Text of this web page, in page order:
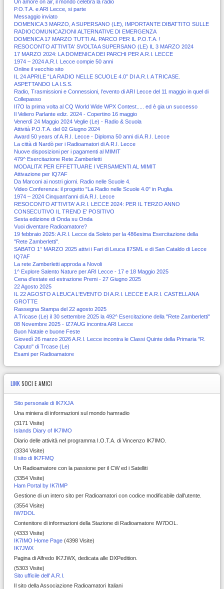
Un amore on air, il mondo celebra la radio
P.O.T.A. e ARI Lecce, si parte
Messaggio inviato
DOMENICA 3 MARZO, A SUPERSANO (LE), IMPORTANTE DIBATTITO SULLE
RADIOCOMUNICAZIONI ALTERNATIVE DI EMERGENZA
DOMENICA 17 MARZO TUTTI AL PARCO PER IL P.O.T.A. !
RESOCONTO ATTIVITA' SVOLTA A SUPERSANO (LE) IL 3 MARZO 2024
17 MARZO 2024: LA DOMENICA DEI PARCHI PER A.R.I. LECCE
1974 ~ 2024 A.R.I. Lecce compie 50 anni
Online il vecchio sito
IL 24 APRILE “LA RADIO NELLE SCUOLE 4.0” DI A.R.I. A TRICASE.
ASPETTANDO LA I.S.S.
Radio, Trasmissioni e Connessioni, l’evento di ARI Lecce del 11 maggio in quel di
Collepasso
II7O la prima volta al CQ World Wide WPX Contest..... ed è gia un successo
Il Veliero Parlante ediz. 2024 - Copertino 16 maggio
Venerdì 24 Maggio 2024 Veglie (Le) - Radio & Scuola
Attività P.O.T.A. del 02 Giugno 2024
Award 50 years of A.R.I. Lecce - Diploma 50 anni di A.R.I. Lecce
La città di Nardò per i Radioamatori di A.R.I. Lecce
Nuove disposizioni per i pagamenti al MIMIT
479^ Esercitazione Rete Zamberletti
MODALITA’ PER EFFETTUARE I VERSAMENTI AL MIMIT
Attivazione per IQ7AF
Da Marconi ai nostri giorni. Radio nelle Scuole 4.
Video Conferenza: il progetto "La Radio nelle Scuole 4.0" in Puglia.
1974 – 2024 Cinquant’anni di A.R.I. Lecce
RESOCONTO ATTIVITA' A.R.I. LECCE 2024: PER IL TERZO ANNO
CONSECUTIVO IL TREND E' POSITIVO
Sesta edizione di Onda su Onda
Vuoi diventare Radioamatore?
19 febbraio 2025: A.R.I. Lecce da Soleto per la 486esima Esercitazione della
"Rete Zamberletti".
SABATO 1° MARZO 2025 attivi i Fari di Leuca II7SML e di San Cataldo di Lecce
IQ7AF
La rete Zamberletti approda a Novoli
1^ Explore Salento Nature per ARI Lecce - 17 e 18 Maggio 2025
Cena d'estate ed estrazione Premi - 27 Giugno 2025
22 Agosto 2025
IL 22 AGOSTO A LEUCA L'EVENTO DI A.R.I. LECCE E A.R.I. CASTELLANA
GROTTE
Rassegna Stampa del 22 agosto 2025
A Tricase (Le) il 30 settembre 2025 la 492^ Esercitazione della "Rete Zamberletti"
08 Novembre 2025 - IZ7AUG incontra ARI Lecce
Buon Natale e buone Feste
Giovedì 26 marzo 2026 A.R.I. Lecce incontra le Classi Quinte della Primaria "R.
Caputo" di Trcase (Le)
Esami per Radioamatore
LINK SOCI E AMICI
Sito personale di IK7XJA
Una miniera di informazioni sul mondo hamradio
(3171 Visite)
Islands Diary of IK7IMO
Diario delle attività nel programma I.O.T.A. di Vincenzo IK7IMO.
(3334 Visite)
Il sito di IK7FMQ
Un Radioamatore con la passione per il CW ed i Satelliti
(3354 Visite)
Ham Portal by IK7IMP
Gestione di un intero sito per Radioamatori con codice modificabile dall'utente.
(3554 Visite)
IW7DOL
Contenitore di informazioni della Stazione di Radioamatore IW7DOL.
(4333 Visite)
IK7IMO Home Page (4398 Visite)
IK7JWX
Pagina di Alfredo IK7JWX, dedicata alle DXPedition.
(5303 Visite)
Sito ufficile dell' A.R.I.
Il sito della Associazione Radioamatori Italiani